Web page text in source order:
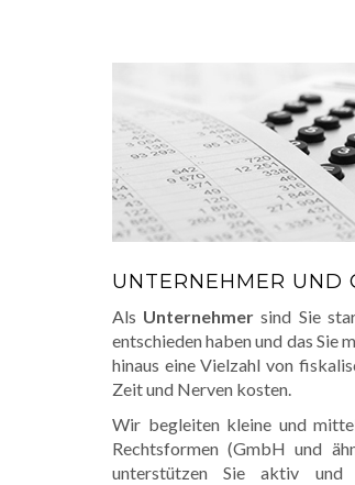
UNTERNEHMER UND
Als Unternehmer sind Sie
entschieden haben und das
hinaus eine Vielzahl von
Zeit und Nerven kosten.
Wir begleiten kleine und
Rechtsformen (GmbH und
unterstützen Sie aktiv und